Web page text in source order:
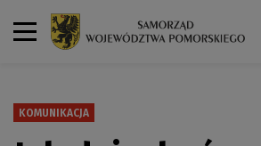
KOMUNIKACJA